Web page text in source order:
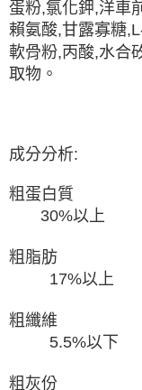
蛋粉,氯化鉀,洋車
賴氨酸,甘露寡糖
軟骨粉,丙酸,水合
取物。
成分分析:
粗
30%以上
粗
17%以上
粗
5.5%以下
粗